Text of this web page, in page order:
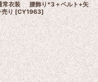
衣装 腰飾り*3＋ベルト+矢
り [CY1963]